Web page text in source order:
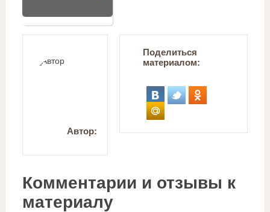
Автор:
Поделиться
материалом:
Комментарии и отзывы к
материалу